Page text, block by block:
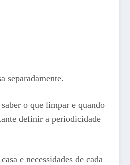
separadamente.
saber o que limpar e quando
definir a periodicidade
e necessidades de cada